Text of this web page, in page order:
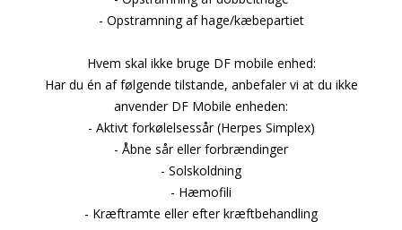
- Opstramning af hage/kæbepartiet
Hvem skal ikke bruge DF mobile enhed:
Har du én af følgende tilstande, anbefaler vi at du ikke
anvender DF Mobile enheden:
- Aktivt forkølelsessår (Herpes Simplex)
- Åbne sår eller forbrændinger
- Solskoldning
- Hæmofili
- Kræftramte eller efter kræftbehandling